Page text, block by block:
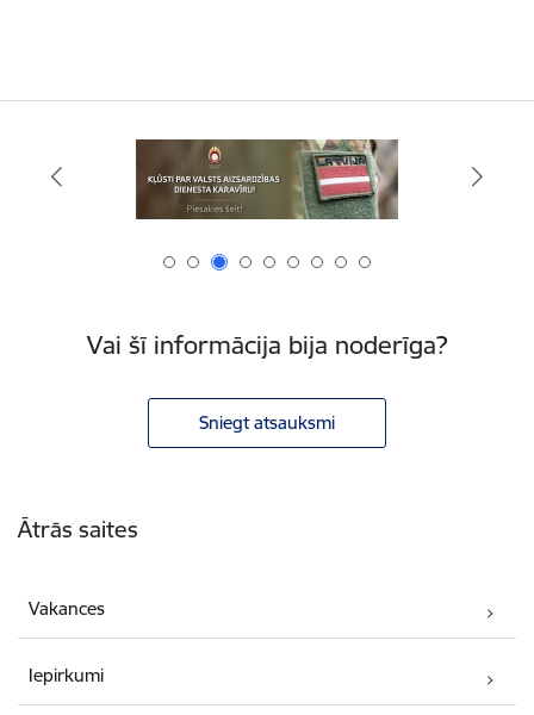
Vai šī informācija bija noderīga?
Sniegt atsauksmi
Ātrās saites
Vakances
Iepirkumi